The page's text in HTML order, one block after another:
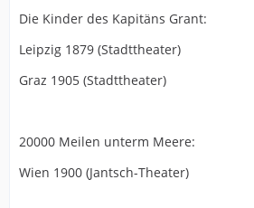
Die Kinder des Kapitäns Grant:
Leipzig 1879 (Stadttheater)
Graz 1905 (Stadttheater)
20000 Meilen unterm Meere:
Wien 1900 (Jantsch-Theater)